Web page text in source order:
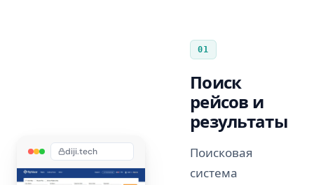
diji.tech
01
Поиск
рейсов и
результаты
Поисковая
система